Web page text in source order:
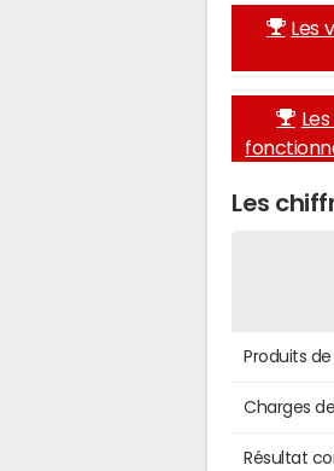
Les
Les
Produits
Charges
Résultat